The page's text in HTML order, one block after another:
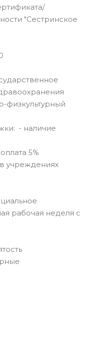
"Сестринское
физкультурный
- наличие
5%
учреждениях
рабочая неделя с